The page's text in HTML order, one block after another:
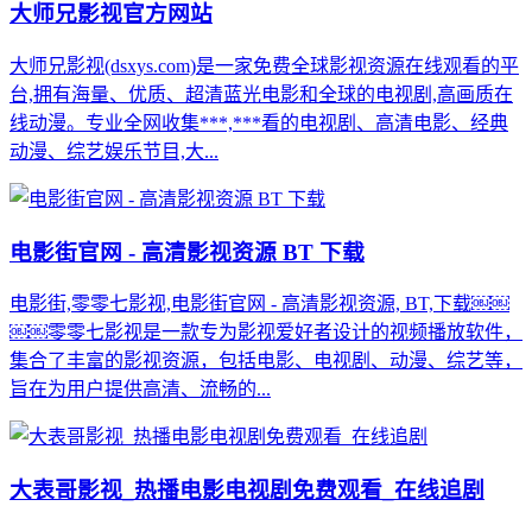
大师兄影视官方网站
大师兄影视(dsxys.com)是一家免费全球影视资源在线观看的平
台,拥有海量、优质、超清蓝光电影和全球的电视剧,高画质在
线动漫。专业全网收集***,***看的电视剧、高清电影、经典
动漫、综艺娱乐节目,大...
电影街官网 - 高清影视资源 BT 下载
电影街,零零七影视,电影街官网 - 高清影视资源, BT,下载￼￼
￼￼零零七影视是一款专为影视爱好者设计的视频播放软件，
集合了丰富的影视资源，包括电影、电视剧、动漫、综艺等，
旨在为用户提供高清、流畅的...
大表哥影视_热播电影电视剧免费观看_在线追剧